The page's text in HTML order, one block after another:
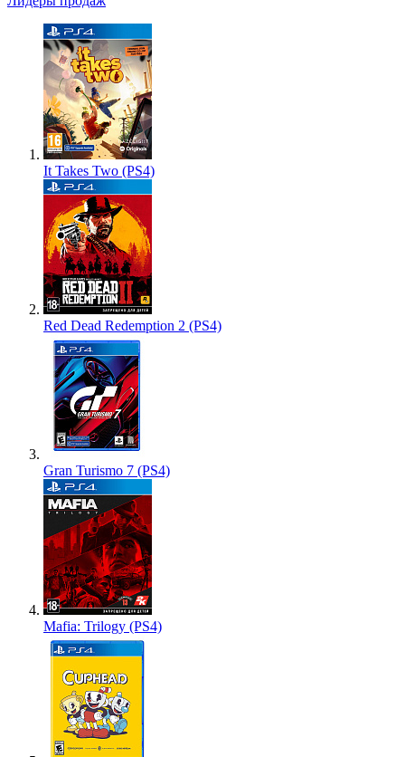
It Takes Two (PS4)
Red Dead Redemption 2 (PS4)
Gran Turismo 7 (PS4)
Mafia: Trilogy (PS4)